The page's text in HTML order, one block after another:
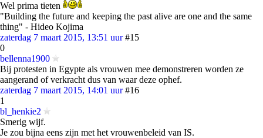
Wel prima tieten
"Building the future and keeping the past alive are one and the same
thing" - Hideo Kojima
zaterdag 7 maart 2015, 13:51 uur #15
0
bellenna1900
Bij protesten in Egypte als vrouwen mee demonstreren worden ze
aangerand of verkracht dus van waar deze ophef.
zaterdag 7 maart 2015, 14:01 uur #16
1
bl_henkie2
Smerig wijf.
Je zou bijna eens zijn met het vrouwenbeleid van IS.